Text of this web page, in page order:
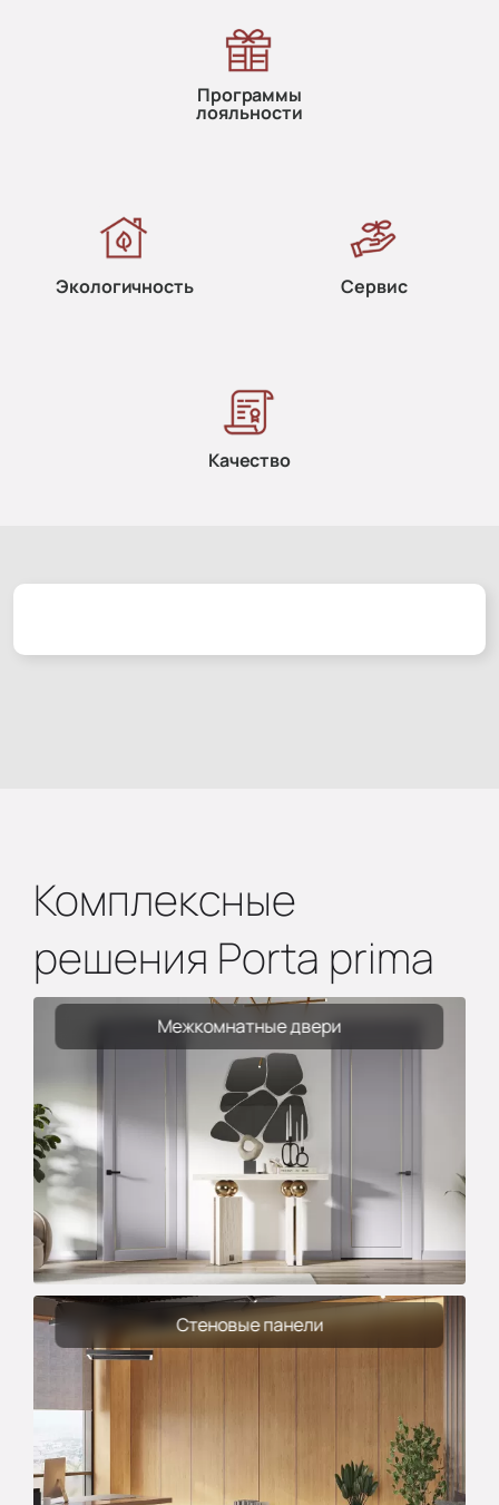
Программы
лояльности
Экологичность Сервис
Качество
Комплексные
решения Porta prima
Межкомнатные двери
Стеновые панели